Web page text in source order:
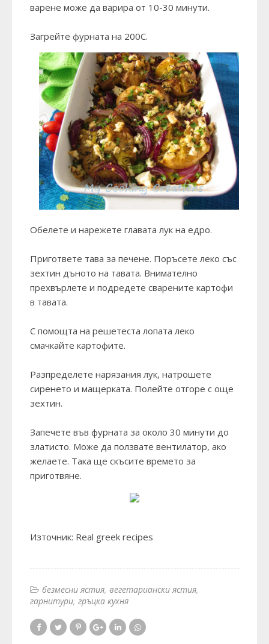
варене може да варира от 10-30 минути.
Загрейте фурната на 200С.
Обелете и нарежете главата лук на едро.
Пригответе тава за печене. Поръсете леко със
зехтин дъното на тавата. Внимателно
прехвърлете и подредете сварените картофи
в тавата.
С помощта на решетеста лопата леко
смачкайте картофите.
Разпределете нарязания лук, натрошете
сиренето и мащерката. Полейте отгоре с още
зехтин.
Запечете във фурната за около 30 минути до
златисто. Може да ползвате вентилатор, ако
желаете. Така ще скъсите времето за
приготвяне.
Източник: Real greek recipes
безмесни ястия вегетариански ястия
гарнитури гръцка кухня